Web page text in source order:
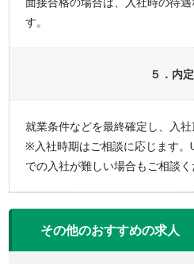
す。
５．内定
就業条件などを最終確定し、入社
※入社時期はご相談に応じます。
での入社が難しい場合もご相談く
その他のおすすめの求人